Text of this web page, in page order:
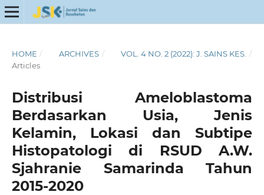
HOME / ARCHIVES / VOL. 4 NO. 2 (2022): J. SAINS KES. /
Articles
Distribusi Ameloblastoma
Berdasarkan Usia, Jenis
Kelamin, Lokasi dan Subtipe
Histopatologi di RSUD A.W.
Sjahranie Samarinda Tahun
2015-2020